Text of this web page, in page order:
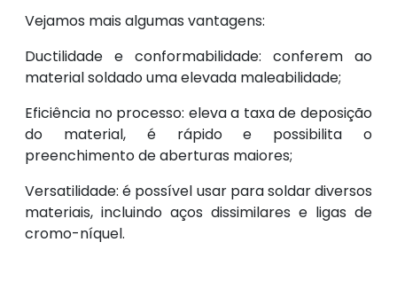
Vejamos mais algumas vantagens:
Ductilidade e conformabilidade: conferem ao
material soldado uma elevada maleabilidade;
Eficiência no processo: eleva a taxa de deposição
do material, é rápido e possibilita o
preenchimento de aberturas maiores;
Versatilidade: é possível usar para soldar diversos
materiais, incluindo aços dissimilares e ligas de
cromo-níquel.